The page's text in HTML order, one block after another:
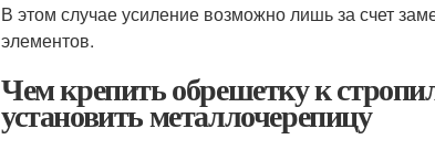
В этом случае усиление возможно лишь за счет
элементов.
Чем крепить обрешетку к
установить металлочерепицу